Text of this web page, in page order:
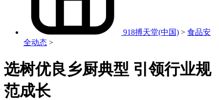
918搏天堂(中国) > 食品安
全动态 >
选树优良乡厨典型 引领行业规
范成长